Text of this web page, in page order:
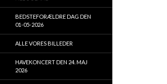
BEDSTEFORÆLDRE DAG DEN
01-05-2026
ALLE VORES BILLEDER
HAVEKONCERT DEN 24. MAJ
2026